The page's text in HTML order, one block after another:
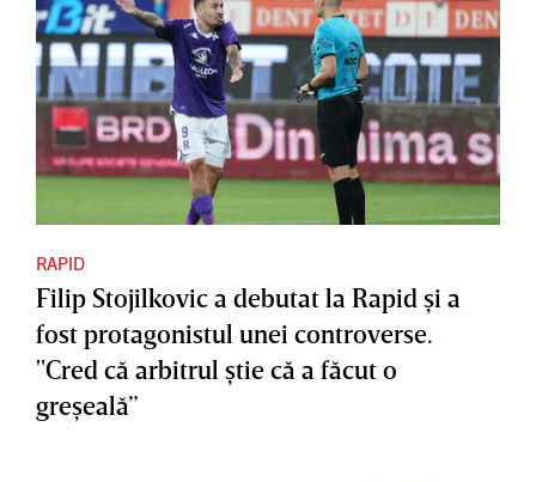
RAPID
Filip Stojilkovic a debutat la Rapid şi a
fost protagonistul unei controverse.
"Cred că arbitrul ştie că a făcut o
greşeală”